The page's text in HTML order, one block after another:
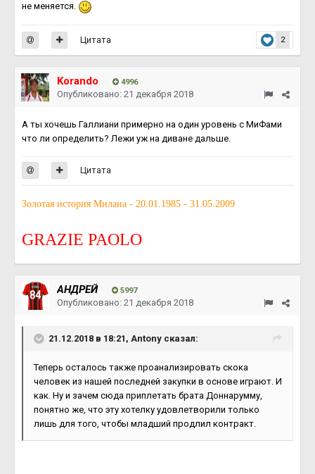
не меняется.
2
Цитата
Korando 4996
Опубликовано: 21 декабря 2018
А ты хочешь Галлиани примерно на один уровень с МиФами
что ли определить? Лежи уж на диване дальше.
Цитата
Золотая история Милана - 20.01.1985 - 31.05.2009
GRAZIE PAOLO
АНДРЕЙ 5997
Опубликовано: 21 декабря 2018
21.12.2018 в 18:21, Antony сказал:
Теперь осталось также проанализировать скока
человек из нашей последней закупки в основе играют. И
как. Ну и зачем сюда приплетать брата Доннарумму,
понятно же, что эту хотелку удовлетворили только
лишь для того, чтобы младший продлил контракт.